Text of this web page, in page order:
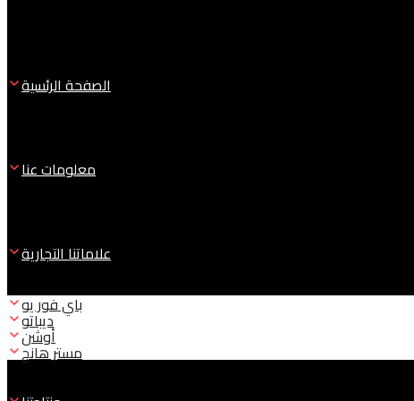
الصفحة الرئسية
معلومات عنا
علاماتنا التجارية
باي فور يو
ديباتو
أوشن
مستر هانج